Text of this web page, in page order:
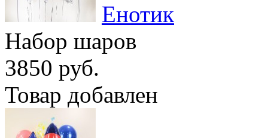
Енотик
Набор шаров
3850 руб.
Товар добавлен